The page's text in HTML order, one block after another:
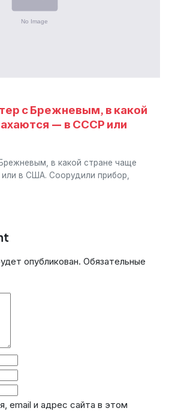
с Брежневым, в какой
— в СССР или
в какой стране чаще
в США. Соорудили прибор,
опубликован. Обязательные
email и адрес сайта в этом